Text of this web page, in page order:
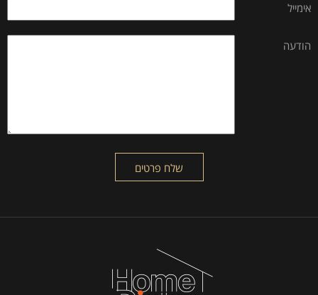
אימייל
הודעה